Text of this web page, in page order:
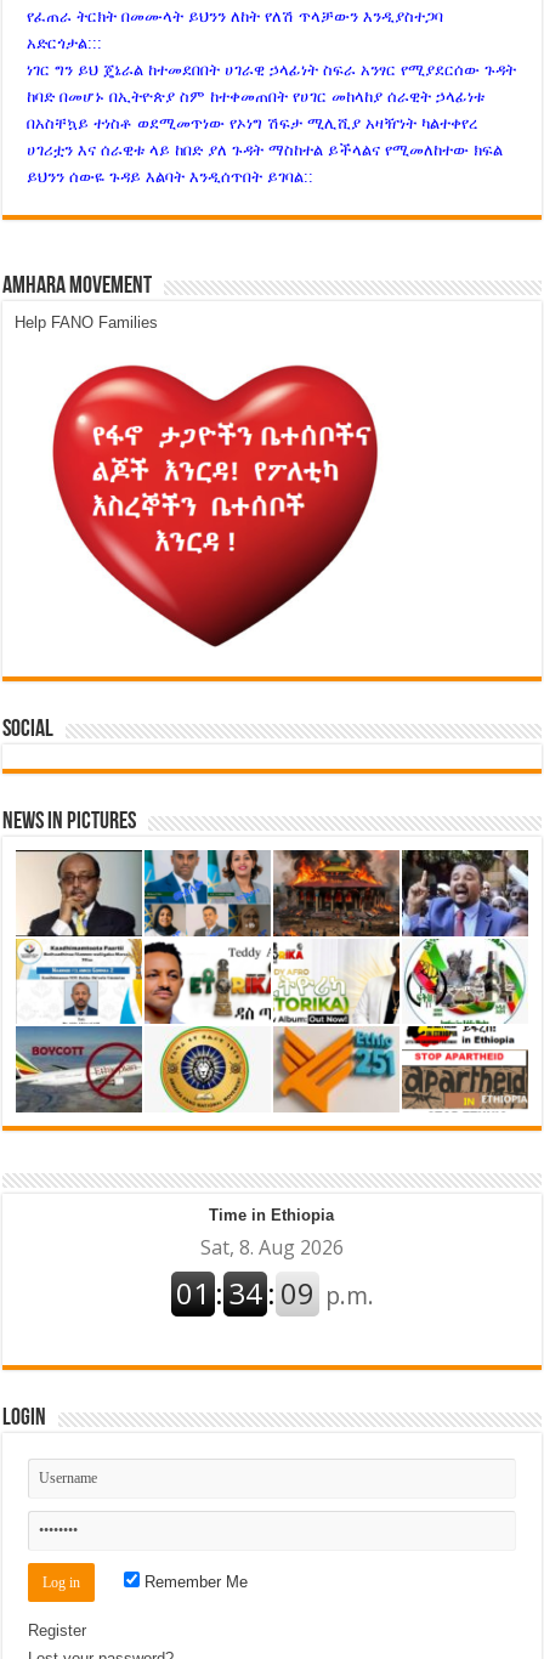
የፈጠራ ትርክት በመሙላት ይህንን ለከት የለሽ ጥላቻውን እንዲያስተጋባ
አድርጎታል:::
ነገር ግን ይህ ጄኔራል ከተመደበበት ሀገራዊ ኃላፊነት ስፍራ አንፃር የሚያደርሰው ጉዳት
ከባድ በመሆኑ በኢትዮጵያ ስም ከተቀመጠበት የሀገር መከላከያ ሰራዊት ኃላፊነቱ
በአስቸኳይ ተነስቶ ወደሚመጥነው የኦነግ ሽፍታ ሚሊሺያ አዛዥነት ካልተቀየረ
ሀገሪቷን እና ሰራዊቱ ላይ ከበድ ያለ ጉዳት ማስከተል ይችላልና የሚመለከተው ክፍል
ይህንን ሰውዬ ጉዳይ እልባት እንዲሰጥበት ይገባል::
Amhara Movement
Help FANO Families
Social
News in Pictures
Time in Ethiopia
Login
Remember Me
Register